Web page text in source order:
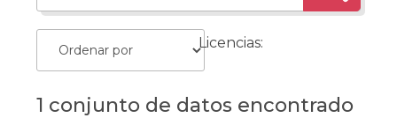
1 conjunto de datos encontrado
Licencias: